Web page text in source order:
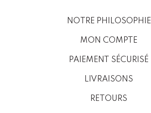
NOTRE PHILOSOPHIE
MON COMPTE
PAIEMENT SÉCURISÉ
LIVRAISONS
RETOURS